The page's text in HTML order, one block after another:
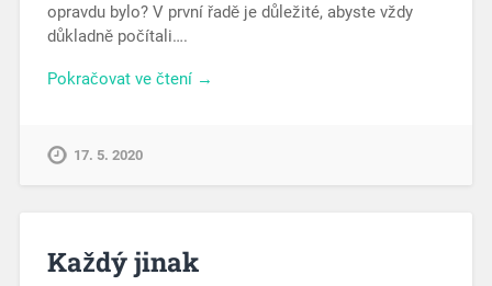
opravdu bylo? V první řadě je důležité, abyste vždy
důkladně počítali….
Pokračovat ve čtení →
17. 5. 2020
Každý jinak